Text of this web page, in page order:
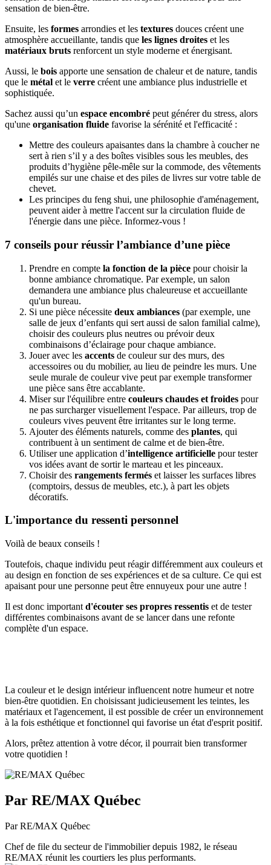
sensation de bien-être.
Ensuite, les formes arrondies et les textures douces créent une
atmosphère accueillante, tandis que les lignes droites et les
matériaux bruts renforcent un style moderne et énergisant.
Aussi, le bois apporte une sensation de chaleur et de nature, tandis
que le métal et le verre créent une ambiance plus industrielle et
sophistiquée.
Sachez aussi qu’un espace encombré peut générer du stress, alors
qu'une organisation fluide favorise la sérénité et l'efficacité :
Mettre des couleurs apaisantes dans la chambre à coucher ne
sert à rien s’il y a des boîtes visibles sous les meubles, des
produits d’hygiène pêle-mêle sur la commode, des vêtements
empilés sur une chaise et des piles de livres sur votre table de
chevet.
Les principes du feng shui, une philosophie d'aménagement,
peuvent aider à mettre l'accent sur la circulation fluide de
l'énergie dans une pièce. Informez-vous !
7 conseils pour réussir l’ambiance d’une pièce
Prendre en compte la fonction de la pièce pour choisir la
bonne ambiance chromatique. Par exemple, un salon
demandera une ambiance plus chaleureuse et accueillante
qu'un bureau.
Si une pièce nécessite deux ambiances (par exemple, une
salle de jeux d’enfants qui sert aussi de salon familial calme),
choisir des couleurs plus neutres ou prévoir deux
combinaisons d’éclairage pour chaque ambiance.
Jouer avec les accents de couleur sur des murs, des
accessoires ou du mobilier, au lieu de peindre les murs. Une
seule murale de couleur vive peut par exemple transformer
une pièce sans être accablante.
Miser sur l'équilibre entre couleurs chaudes et froides pour
ne pas surcharger visuellement l'espace. Par ailleurs, trop de
couleurs vives peuvent être irritantes sur le long terme.
Ajouter des éléments naturels, comme des plantes, qui
contribuent à un sentiment de calme et de bien-être.
Utiliser une application d’intelligence artificielle pour tester
vos idées avant de sortir le marteau et les pinceaux.
Choisir des rangements fermés et laisser les surfaces libres
(comptoirs, dessus de meubles, etc.), à part les objets
décoratifs.
L'importance du ressenti personnel
Voilà de beaux conseils !
Toutefois, chaque individu peut réagir différemment aux couleurs et
au design en fonction de ses expériences et de sa culture. Ce qui est
apaisant pour une personne peut être ennuyeux pour une autre !
Il est donc important d'écouter ses propres ressentis et de tester
différentes combinaisons avant de se lancer dans une refonte
complète d'un espace.
La couleur et le design intérieur influencent notre humeur et notre
bien-être quotidien. En choisissant judicieusement les teintes, les
matériaux et l'agencement, il est possible de créer un environnement
à la fois esthétique et fonctionnel qui favorise un état d'esprit positif.
Alors, prêtez attention à votre décor, il pourrait bien transformer
votre quotidien !
Par RE/MAX Québec
Par RE/MAX Québec
Chef de file du secteur de l'immobilier depuis 1982, le réseau
RE/MAX réunit les courtiers les plus performants.